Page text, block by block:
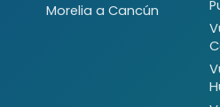
Morelia a Cancún